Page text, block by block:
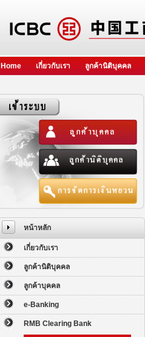
Home เกี่ยวกับเรา ลูกค้านิติบุคคล
หน้าหลัก
เกี่ยวกับเรา
ลูกค้านิติบุคคล
ลูกค้าบุคคล
e-Banking
RMB Clearing Bank